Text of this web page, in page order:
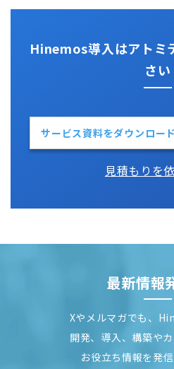
Hinemos導入はアトミ
さい
サービス資料をダウンロー
見積もりを
最新情報
Xやメルマガでも、
開発、導入、構築や
お役立ち情報を発信